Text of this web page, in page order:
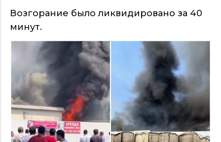
Возгорание было ликвидировано за 40
минут.